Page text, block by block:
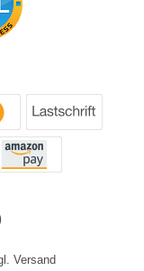
Versand